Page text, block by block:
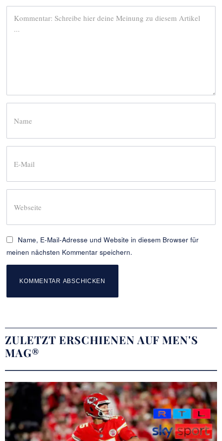
Name, E-Mail-Adresse und Website in diesem Browser für
meinen nächsten Kommentar speichern.
ZULETZT ERSCHIENEN AUF MEN'S
MAG®